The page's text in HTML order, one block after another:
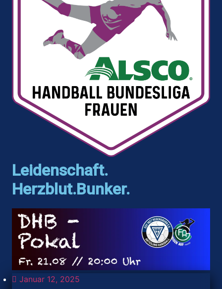
Leidenschaft.
Herzblut.Bunker.
Januar 12, 2025